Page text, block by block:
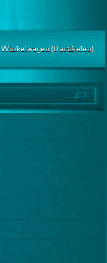
Winkelwagen (0 artikelen)